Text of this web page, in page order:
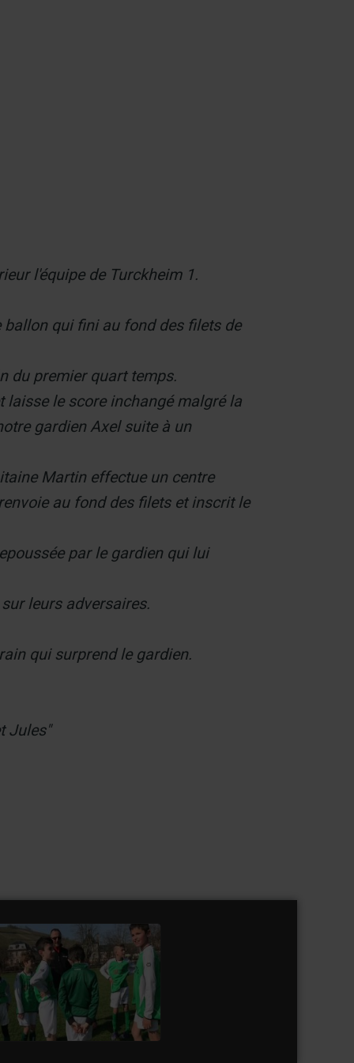
l'équipe de Turckheim 1.
qui fini au fond des filets de
du premier quart temps.
laisse le score inchangé malgré la
gardien Axel suite à un
Martin effectue un centre
au fond des filets et inscrit le
par le gardien qui lui
leurs adversaires.
qui surprend le gardien.
Jules"
A AS Andolsheim U 11
Vs AS Turckheim
watch video